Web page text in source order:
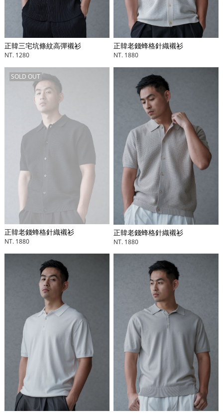
正韓三宅坑條紋高彈襯衫
NT. 1280
正韓老錢蜂格針織襯衫
NT. 1880
SOLD OUT
正韓老錢蜂格針織襯衫
NT. 1880
正韓老錢蜂格針織襯衫
NT. 1880